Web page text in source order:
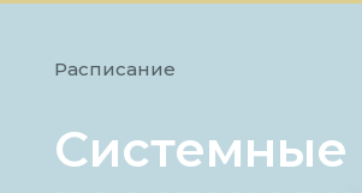
Расписание
Системные